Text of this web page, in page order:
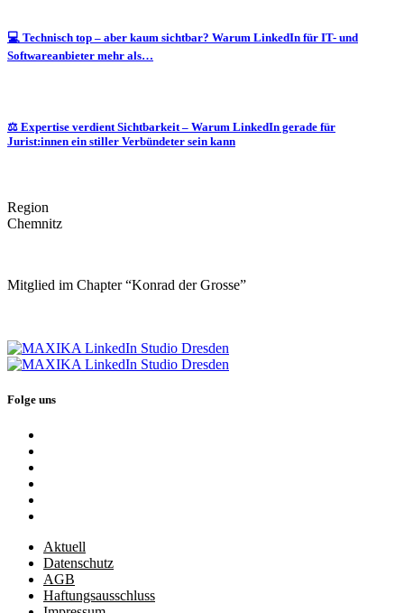
💻 Technisch top – aber kaum sichtbar? Warum LinkedIn für IT- und
Softwareanbieter mehr als…
⚖️ Expertise verdient Sichtbarkeit – Warum LinkedIn gerade für
Jurist:innen ein stiller Verbündeter sein kann
Region
Chemnitz
Mitglied im Chapter “Konrad der Grosse”
Folge uns
Aktuell
Datenschutz
AGB
Haftungsausschluss